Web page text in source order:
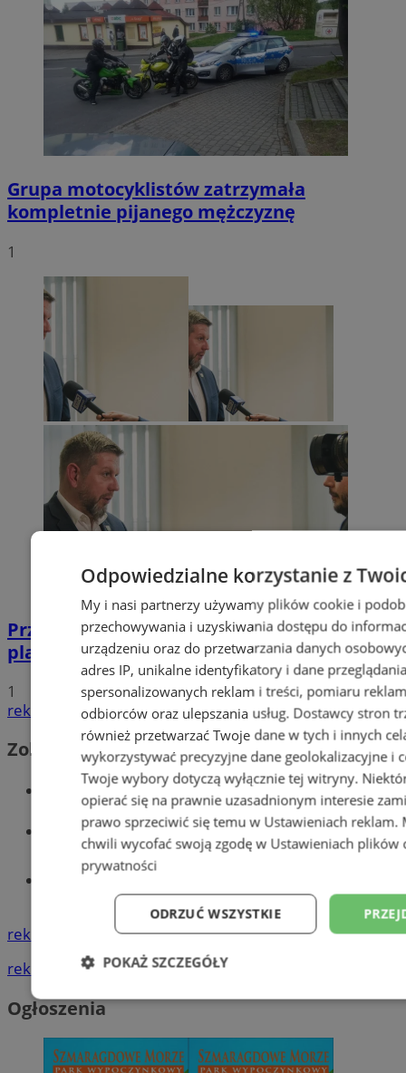
Grupa motocyklistów zatrzymała
kompletnie pijanego mężczyznę
1
Przyszłość Wodzisławia Śląskiego:
planowane inwestycje na 2025 rok
1
reklama
Zobacz również
Wiadomości kryminalne w Wodzisławiu
Wiadomości lokalne
reklama
reklama
Ogłoszenia
Odpowiedzialne korzystanie z
My i nasi partnerzy używamy plików cookie i
przechowywania i uzyskiwania dostępu do
urządzeniu oraz do przetwarzania danych
adres IP, unikalne identyfikatory i dane
spersonalizowanych reklam i treści, pomiaru
odbiorców oraz ulepszania usług. Dostawcy stron
również przetwarzać Twoje dane w tych i innych
wykorzystywać precyzyjne dane geolokalizacyjne i
Twoje wybory dotyczą wyłącznie tej witryny.
opierać się na prawnie uzasadnionym interesie
prawo sprzeciwić się temu w Ustawieniach reklam.
chwili wycofać swoją zgodę w Ustawieniach plików
prywatności
ODRZUĆ WSZYSTKIE
POKAŻ SZCZEGÓŁY
Niezbędne Wydajność